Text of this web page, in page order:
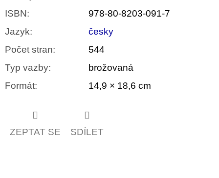
ISBN:
978-80-8203-091-7
Jazyk:
česky
Počet stran:
544
Typ vazby:
brožovaná
Formát: 14,9 × 18,6 cm
ZEPTAT SE SDÍLET